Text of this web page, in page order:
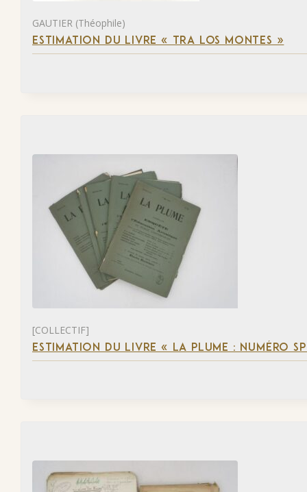
GAUTIER (Théophile)
ESTIMATION DU LIVRE « TRA LOS MONTES »
[COLLECTIF]
ESTIMATION DU LIVRE « LA PLUME : NUMÉRO